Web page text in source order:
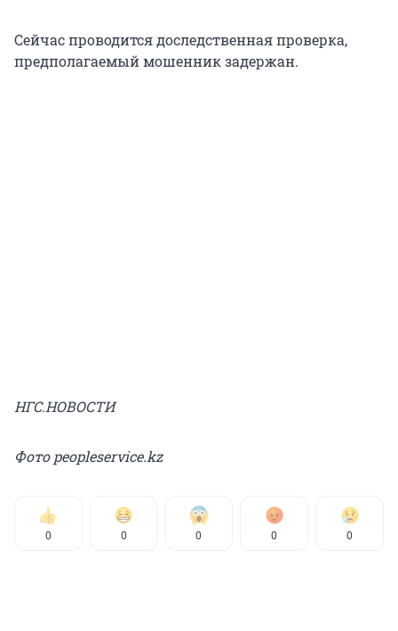
Сейчас проводится доследственная проверка,
предполагаемый мошенник задержан.
НГС.НОВОСТИ
Фото peopleservice.kz
0 0 0 0 0